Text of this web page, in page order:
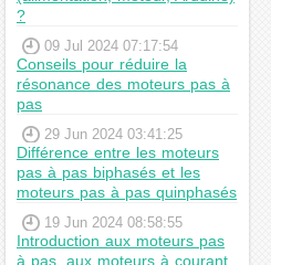
?
09 Jul 2024 07:17:54
Conseils pour réduire la
résonance des moteurs pas à
pas
29 Jun 2024 03:41:25
Différence entre les moteurs
pas à pas biphasés et les
moteurs pas à pas quinphasés
19 Jun 2024 08:58:55
Introduction aux moteurs pas
à pas, aux moteurs à courant